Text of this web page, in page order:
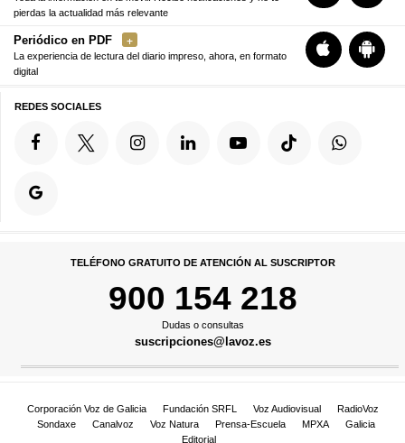
pierdas la actualidad más relevante
Periódico en PDF
La experiencia de lectura del diario impreso, ahora, en formato
digital
REDES SOCIALES
TELÉFONO GRATUITO DE ATENCIÓN AL SUSCRIPTOR
900 154 218
Dudas o consultas
suscripciones@lavoz.es
Corporación Voz de Galicia Fundación SRFL Voz Audiovisual
RadioVoz
Sondaxe
Canalvoz Voz Natura Prensa-Escuela MPXA
Galicia
Editorial